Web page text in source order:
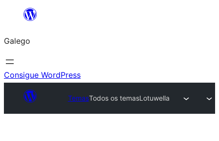
Saltar
contido
Galego
Consigue WordPress
TemasTodos os temasLotuwella